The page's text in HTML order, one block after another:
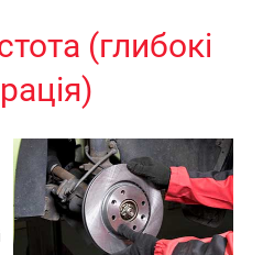
(глибокі